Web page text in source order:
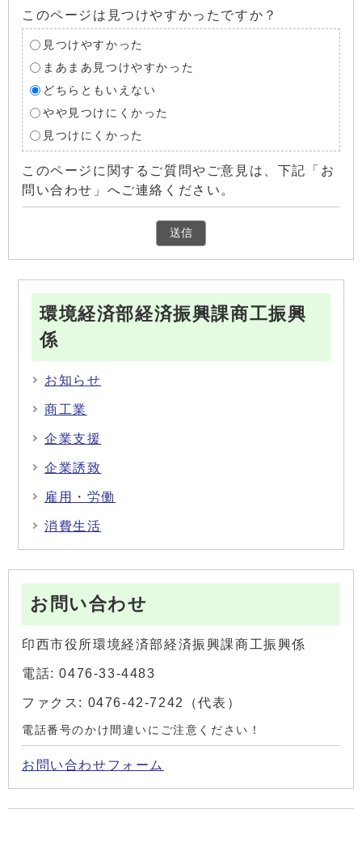
このページは見つけやすかったですか？
見つけやすかった
まあまあ見つけやすかった
どちらともいえない
やや見つけにくかった
見つけにくかった
このページに関するご質問やご意見は、下記「お
問い合わせ」へご連絡ください。
環境経済部経済振興課商工振興
係
お知らせ
商工業
企業支援
企業誘致
雇用・労働
消費生活
お問い合わせ
印西市役所環境経済部経済振興課商工振興係
電話: 0476-33-4483
ファクス: 0476-42-7242（代表）
電話番号のかけ間違いにご注意ください！
お問い合わせフォーム